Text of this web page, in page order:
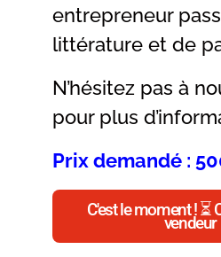
entrepreneur
littérature et de
N’hésitez pas à
pour plus
Prix demandé :
C'est le moment ! ⏳
vendeur